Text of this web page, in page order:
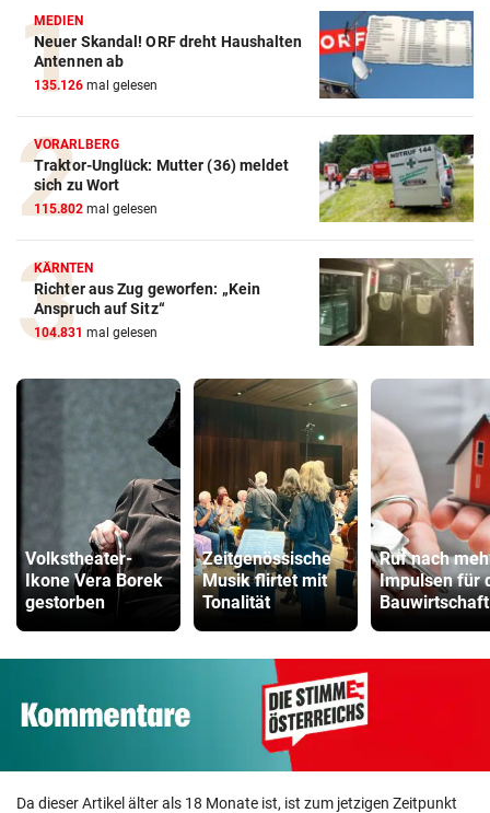
MEDIEN
Neuer Skandal! ORF dreht Haushalten
Antennen ab
135.126 mal gelesen
VORARLBERG
Traktor-Unglück: Mutter (36) meldet
sich zu Wort
115.802 mal gelesen
KÄRNTEN
Richter aus Zug geworfen: „Kein
Anspruch auf Sitz“
104.831 mal gelesen
Volkstheater-
Ikone Vera Borek
gestorben
Zeitgenössische
Musik flirtet mit
Tonalität
Ruf nach
Impulsen für
Bauwirtschaft
Da dieser Artikel älter als 18 Monate ist, ist zum jetzigen Zeitpunkt